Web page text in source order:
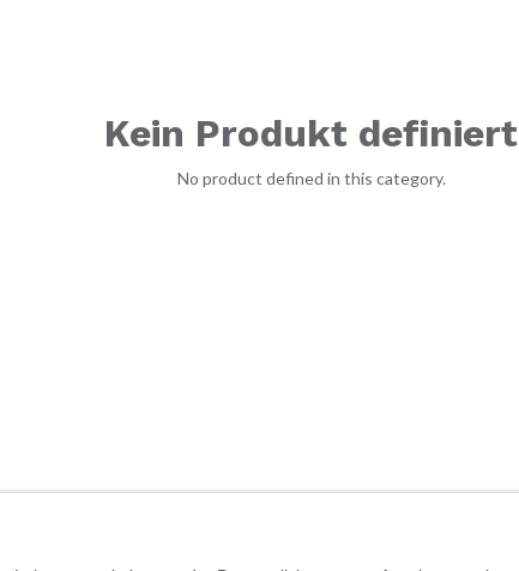
Kein Produkt definiert
No product defined in this category.